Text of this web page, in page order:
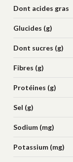
(g)
Dont acides gras
saturés (g)
Glucides (g)
Dont sucres (g)
Fibres (g)
Protéines (g)
Sel (g)
Sodium (mg)
Potassium (mg)